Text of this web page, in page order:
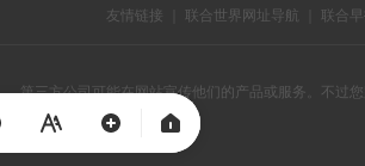
友情链接 联合世界网址导航 联合
第三方公司可能在网站宣传他们的产品或服务。不过